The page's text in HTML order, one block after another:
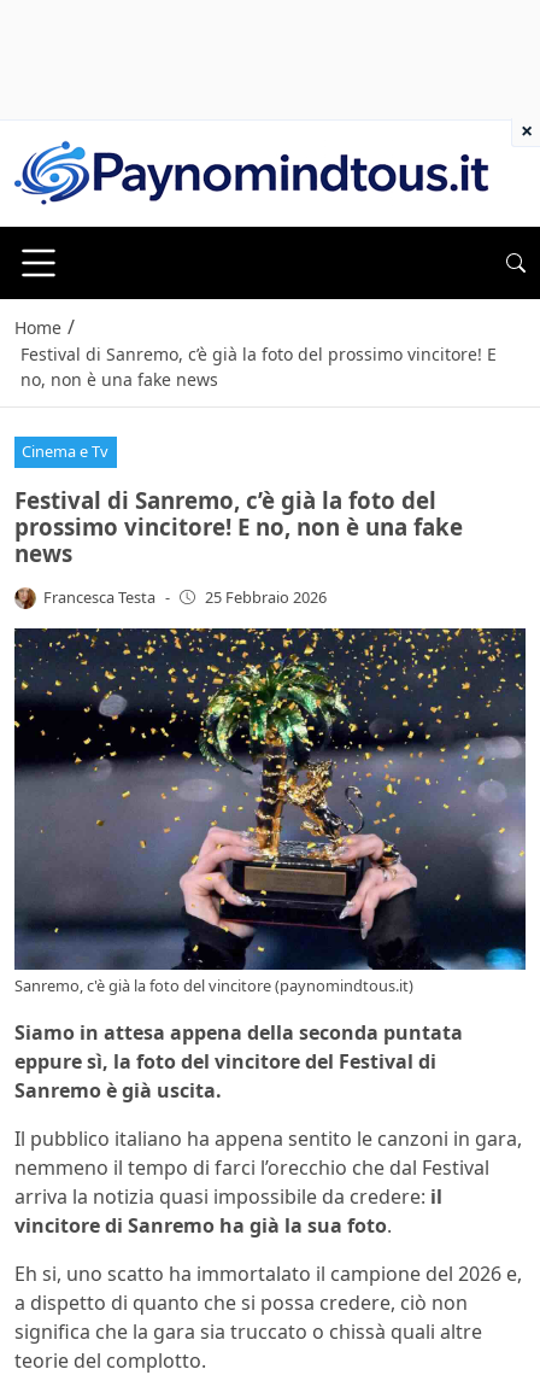
Home /
Festival di Sanremo, c’è già la foto del prossimo vincitore! E
no, non è una fake news
Cinema e Tv
Festival di Sanremo, c’è già la foto del
prossimo vincitore! E no, non è una fake
news
Francesca Testa - 25 Febbraio 2026
Sanremo, c'è già la foto del vincitore (paynomindtous.it)
Siamo in attesa appena della seconda puntata
eppure sì, la foto del vincitore del Festival di
Sanremo è già uscita.
Il pubblico italiano ha appena sentito le canzoni in gara,
nemmeno il tempo di farci l’orecchio che dal Festival
arriva la notizia quasi impossibile da credere: il
vincitore di Sanremo ha già la sua foto.
Eh si, uno scatto ha immortalato il campione del 2026 e,
a dispetto di quanto che si possa credere, ciò non
significa che la gara sia truccato o chissà quali altre
teorie del complotto.
×